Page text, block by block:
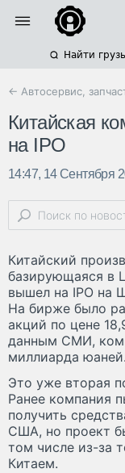
Найти
← Автосервис,
Китайская
на IPO
14:47, 14 Сентября
Китайский
базирующаяся в
вышел на IPO на
На бирже было
акций по цене
данным СМИ,
миллиарда юаней.
Это уже вторая
Ранее компания
получить
США, но проект
том числе из-за
Китаем.